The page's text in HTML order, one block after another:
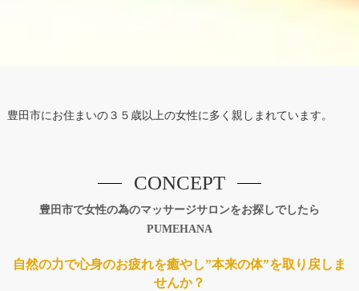
豊田市にお住まいの３５歳以上の女性に多く親しまれています。
豊田市で女性の為のマッサージサロンをお探しでしたら
PUMEHANA
CONCEPT
自然の力で心身のお疲れを癒やし”本来の体”を取り戻しま
せんか？